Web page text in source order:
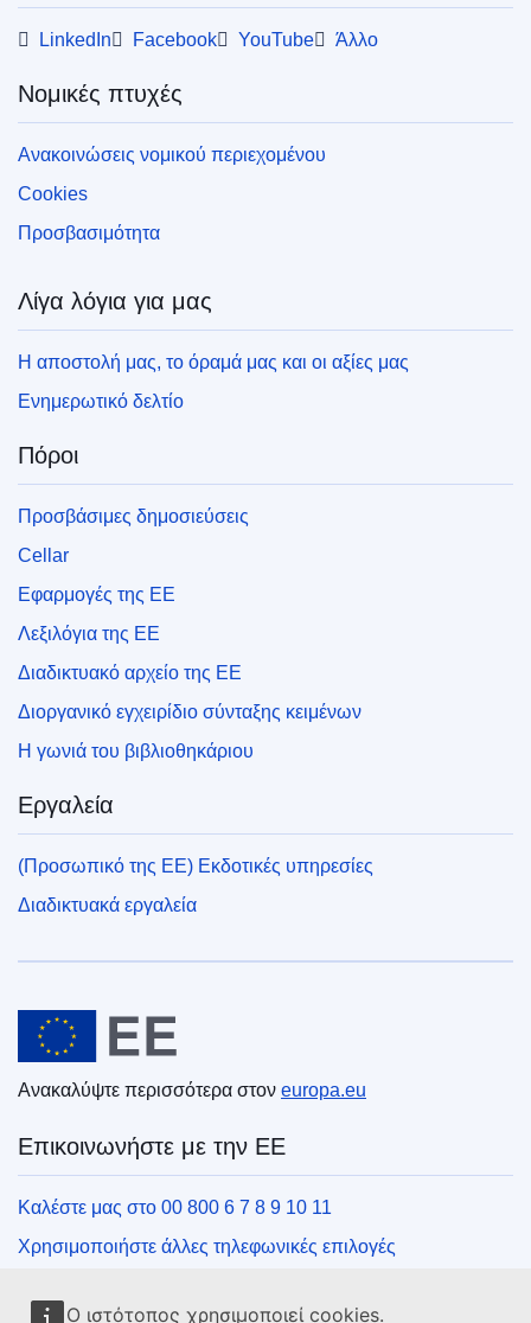
Ο ιστότοπος χρησιμοποιεί cookies.
LinkedIn Facebook YouTube Άλλο
Νομικές πτυχές
Ανακοινώσεις νομικού περιεχομένου
Cookies
Προσβασιμότητα
Λίγα λόγια για μας
Η αποστολή μας, το όραμά μας και οι αξίες μας
Ενημερωτικό δελτίο
Πόροι
Προσβάσιμες δημοσιεύσεις
Cellar
Εφαρμογές της ΕΕ
Λεξιλόγια της ΕΕ
Διαδικτυακό αρχείο της ΕΕ
Διοργανικό εγχειρίδιο σύνταξης κειμένων
Η γωνιά του βιβλιοθηκάριου
Εργαλεία
(Προσωπικό της ΕΕ) Εκδοτικές υπηρεσίες
Διαδικτυακά εργαλεία
Ευρωπαϊκή Ένωση
Ανακαλύψτε περισσότερα στον europa.eu
Επικοινωνήστε με την ΕΕ
Καλέστε μας στο 00 800 6 7 8 9 10 11
Χρησιμοποιήστε άλλες τηλεφωνικές επιλογές